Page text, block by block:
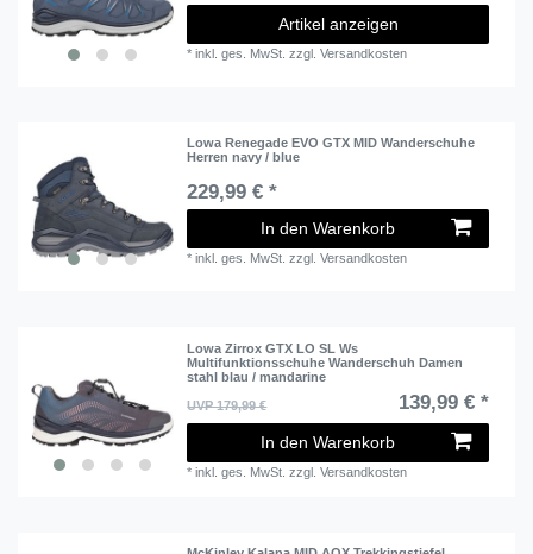
Artikel anzeigen
*inkl. ges. MwSt. zzgl.Versandkosten
Lowa Renegade EVO GTX MID Wanderschuhe
Herren navy / blue
229,99 € *
In den Warenkorb
*inkl. ges. MwSt. zzgl.Versandkosten
Lowa Zirrox GTX LO SL Ws
Multifunktionsschuhe Wanderschuh Damen
stahl blau / mandarine
UVP 179,99 €
139,99 € *
In den Warenkorb
*inkl. ges. MwSt. zzgl.Versandkosten